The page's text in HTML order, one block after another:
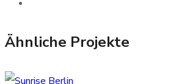
Ähnliche Projekte